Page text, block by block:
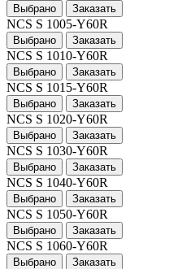
Выбрано Заказать
NCS S 1005-Y60R
Выбрано Заказать
NCS S 1010-Y60R
Выбрано Заказать
NCS S 1015-Y60R
Выбрано Заказать
NCS S 1020-Y60R
Выбрано Заказать
NCS S 1030-Y60R
Выбрано Заказать
NCS S 1040-Y60R
Выбрано Заказать
NCS S 1050-Y60R
Выбрано Заказать
NCS S 1060-Y60R
Выбрано Заказать